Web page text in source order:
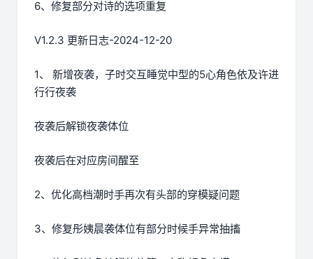
6、修复部分对诗的选项重复
V1.2.3 更新日志-2024-12-20
1、 新增夜袭，子时交互睡觉中型的5心角色依及许进
行行夜袭
夜袭后解锁夜袭体位
夜袭后在对应房间醒至
2、优化高档潮时手再次有头部的穿模疑问题
3、修复彤姨晨袭体位有部分时候手异常抽搐